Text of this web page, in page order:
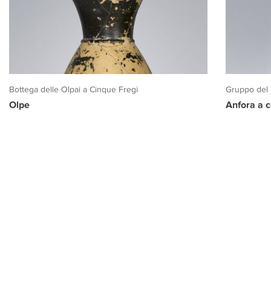
Bottega delle Olpai a Cinque Fregi
Olpe
Gruppo del
Anfora a